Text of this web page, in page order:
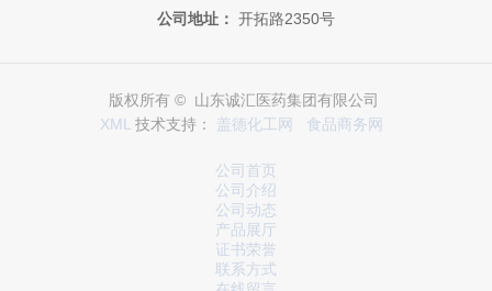
公司地址： 开拓路2350号
版权所有 © 山东诚汇医药集团有限公司
XML 技术支持： 盖德化工网 食品商务网
公司首页
公司介绍
公司动态
产品展厅
证书荣誉
联系方式